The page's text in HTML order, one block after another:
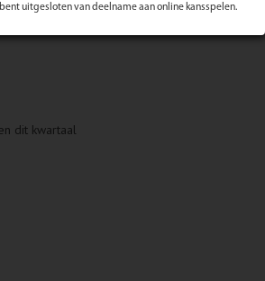
uitgesloten van deelname aan online kansspelen.
dit kwartaal